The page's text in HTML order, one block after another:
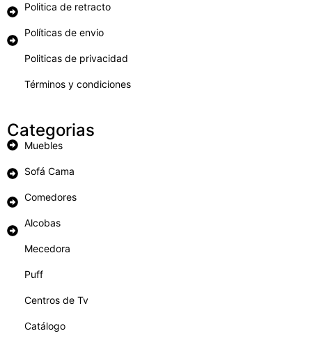
Politica de retracto
Políticas de envio
Politicas de privacidad
Términos y condiciones
Categorias
Muebles
Sofá Cama
Comedores
Alcobas
Mecedora
Puff
Centros de Tv
Catálogo